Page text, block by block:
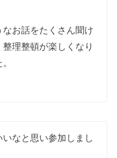
お話をたくさん聞け
理整頓が楽しくなり
なと思い参加しまし